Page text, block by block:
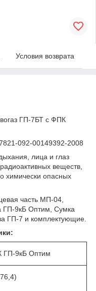
Условия возврата
ГП-7БТ с ФПК
092-00149392-2008
лица и глаз
веществ,
химически опасных
часть МП-04,
9кБ Оптим, Сумка
ГП-7 и комплектующие.
ГП-9кБ Оптим